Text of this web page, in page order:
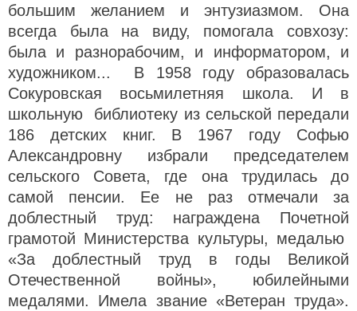
большим желанием и энтузиазмом. Она
всегда была на виду, помогала совхозу:
была и разнорабочим, и информатором, и
художником... В 1958 году образовалась
Сокуровская восьмилетняя школа. И в
школьную библиотеку из сельской передали
186 детских книг. В 1967 году Софью
Александровну избрали председателем
сельского Совета, где она трудилась до
самой пенсии. Ее не раз отмечали за
доблестный труд: награждена Почетной
грамотой Министерства культуры, медалью
«За доблестный труд в годы Великой
Отечественной войны», юбилейными
медалями. Имела звание «Ветеран труда».